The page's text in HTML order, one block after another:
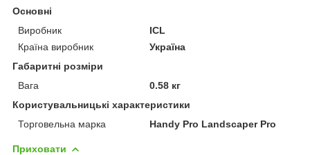
Основні
Виробник
ICL
Країна виробник
Україна
Габаритні розміри
Вага
0.58 кг
Користувальницькі характеристики
Торговельна марка
Handy Pro Landscaper Pro
Приховати